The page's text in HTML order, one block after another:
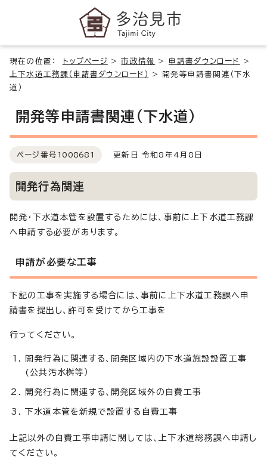
現在の位置： トップページ >市政情報 > 申請書ダウンロード
>
上下水道工務課（申請書ダウンロード）
>
開発等申請書関連（下水
道）
開発等申請書関連（下水道）
ページ番号 1008681 更新日 令和8年4月8日
開発行為関連
開発・下水道本管を設置するためには、事前に上下水道工務課
へ申請する必要があります。
申請が必要な工事
下記の工事を実施する場合には、事前に上下水道工務課へ申
請書を提出し、許可を受けてから工事を
行ってください。
開発行為に関連する、開発区域内の下水道施設設置工事
(公共汚水桝等）
開発行為に関連する、開発区域外の自費工事
下水道本管を新規で設置する自費工事
上記以外の自費工事申請に関しては、上下水道総務課へ申請し
てください。